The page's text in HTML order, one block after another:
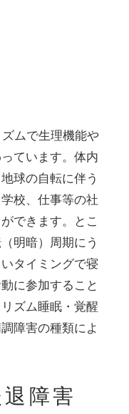
ムで生理機能や
ています。体内
球の自転に伴う
校、仕事等の社
できます。とこ
明暗）周期にう
タイミングで寝
に参加すること
ズム睡眠・覚醒
障害の種類によ
障害